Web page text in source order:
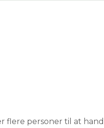
personer til at